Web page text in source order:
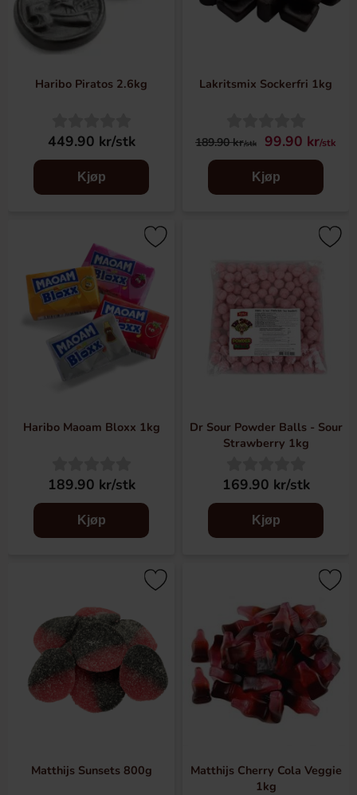
Haribo Piratos 2.6kg
449.90 kr/stk
Kjøp
Lakritsmix Sockerfri 1kg
189.90 kr/stk 99.90 kr/stk
Kjøp
Haribo Maoam Bloxx 1kg
189.90 kr/stk
Kjøp
Dr Sour Powder Balls - Sour
Strawberry 1kg
169.90 kr/stk
Kjøp
Matthijs Sunsets 800g
Matthijs Cherry Cola Veggie
1kg